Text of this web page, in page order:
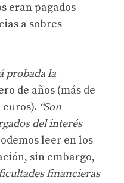
eran pagados
a sobres
probada la
de años (más de
“Son
del interés
leer en los
sin embargo,
financieras